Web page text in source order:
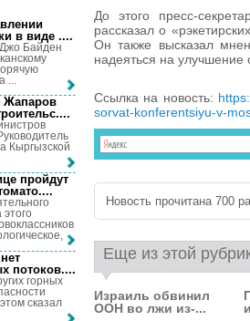
До этого пресс-
рассказал о
Он также высказал
надеяться на
Ссылка на новость:
sorvat-konferentsiyu-v-
Новость прочитана 700
Еще из этой
Израиль обвинил
ООН во лжи из-...
в виде ....
Байден
Жапаров
.
Кыргызской
пройдут
.
...
потоков....
горных
сказал